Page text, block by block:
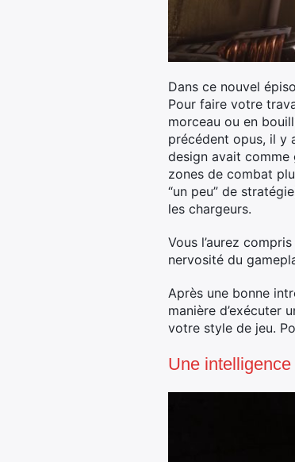
Dans ce nouvel
Pour faire votre
morceau ou en
précédent opus, il y
design avait comme
zones de combat
“un peu” de
les chargeurs.
Vous l’aurez
nervosité du
Après une bonne
manière d’exécuter
votre style de jeu.
Une